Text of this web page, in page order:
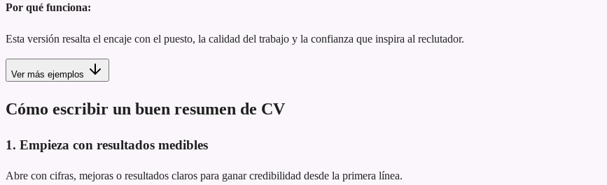
Por qué funciona:
Esta versión resalta el encaje con el puesto, la calidad del trabajo y la confianza que inspira al reclutador.
Ver más ejemplos
Cómo escribir un buen resumen de CV
1. Empieza con resultados medibles
Abre con cifras, mejoras o resultados claros para ganar credibilidad desde la primera línea.